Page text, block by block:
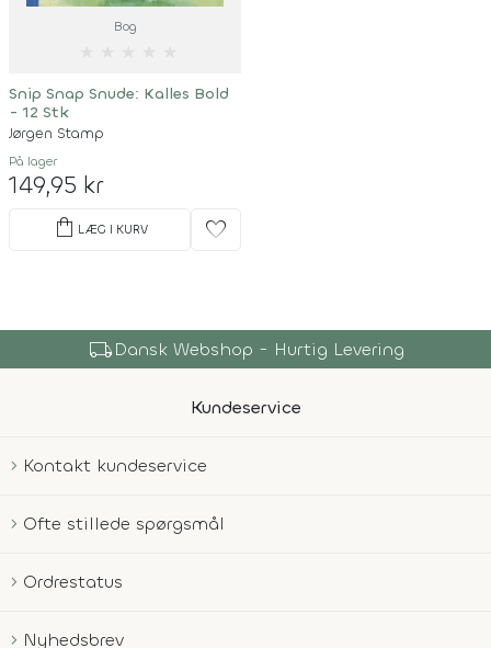
Bog
Snip Snap Snude: Kalles Bold
- 12 Stk
Jørgen Stamp
På lager
149,95 kr
shopping_bag LÆG I KURV favorite
local_shippingDansk Webshop - Hurtig Levering
Kundeservice
Kontakt kundeservice
Ofte stillede spørgsmål
Ordrestatus
Nyhedsbrev